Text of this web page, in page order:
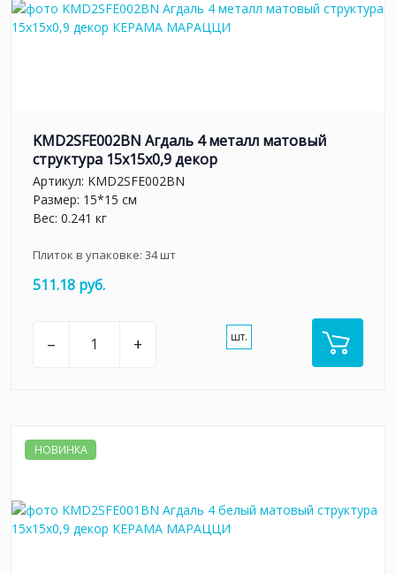
KMD2SFE002BN Агдаль 4 металл матовый
структура 15x15x0,9 декор
Артикул: KMD2SFE002BN
Размер: 15*15 см
Вес: 0.241 кг
Плиток в упаковке: 34шт
511.18 руб.
– + шт.
НОВИНКА